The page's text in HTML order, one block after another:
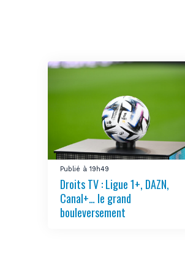
Publié à 19h49
Droits TV : Ligue 1+, DAZN,
Canal+… le grand
bouleversement